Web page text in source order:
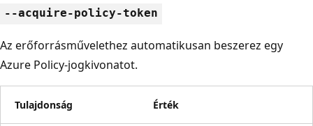
--acquire-policy-token
Az erőforrásművelethez automatikusan beszerez egy
Azure Policy-jogkivonatot.
Tulajdonság Érték